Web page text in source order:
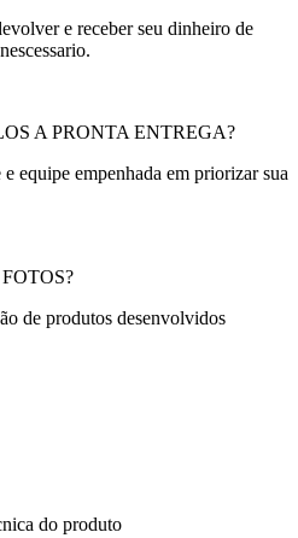
e receber seu dinheiro de
A PRONTA ENTREGA?
equipe empenhada em priorizar sua
de produtos desenvolvidos
do produto